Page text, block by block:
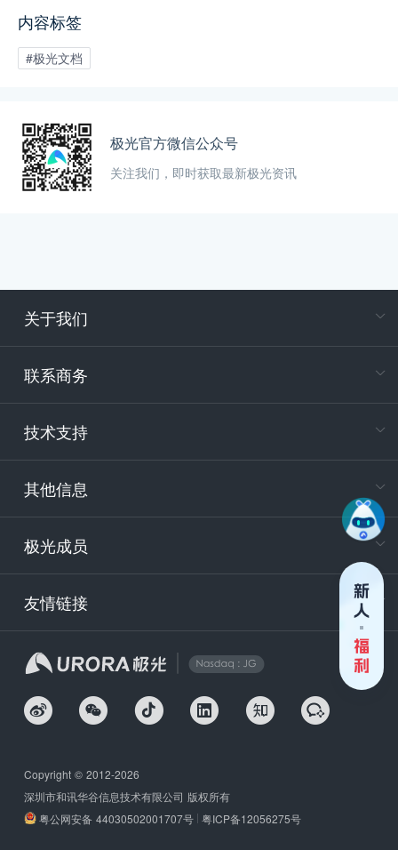
内容标签
#极光文档
极光官方微信公众号
关注我们，即时获取最新极光资讯
关于我们
联系商务
技术支持
其他信息
极光成员
友情链接
Copyright © 2012-2026
深圳市和讯华谷信息技术有限公司 版权所有
粤公网安备 44030502001707号 粤ICP备12056275号
电
400-
技
安
企